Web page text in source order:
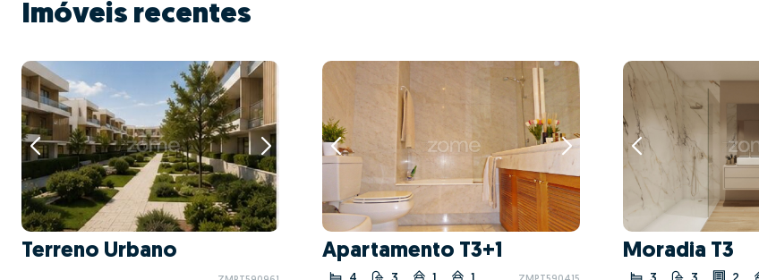
Imóveis recentes
Terreno Urbano Apartamento T3+1 Moradia T3